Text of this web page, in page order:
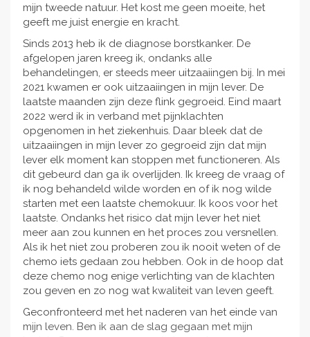
mijn tweede natuur. Het kost me geen moeite, het
geeft me juist energie en kracht.
Sinds 2013 heb ik de diagnose borstkanker. De
afgelopen jaren kreeg ik, ondanks alle
behandelingen, er steeds meer uitzaaiingen bij. In mei
2021 kwamen er ook uitzaaiingen in mijn lever. De
laatste maanden zijn deze flink gegroeid. Eind maart
2022 werd ik in verband met pijnklachten
opgenomen in het ziekenhuis. Daar bleek dat de
uitzaaiingen in mijn lever zo gegroeid zijn dat mijn
lever elk moment kan stoppen met functioneren. Als
dit gebeurd dan ga ik overlijden. Ik kreeg de vraag of
ik nog behandeld wilde worden en of ik nog wilde
starten met een laatste chemokuur. Ik koos voor het
laatste. Ondanks het risico dat mijn lever het niet
meer aan zou kunnen en het proces zou versnellen.
Als ik het niet zou proberen zou ik nooit weten of de
chemo iets gedaan zou hebben. Ook in de hoop dat
deze chemo nog enige verlichting van de klachten
zou geven en zo nog wat kwaliteit van leven geeft.
Geconfronteerd met het naderen van het einde van
mijn leven. Ben ik aan de slag gegaan met mijn